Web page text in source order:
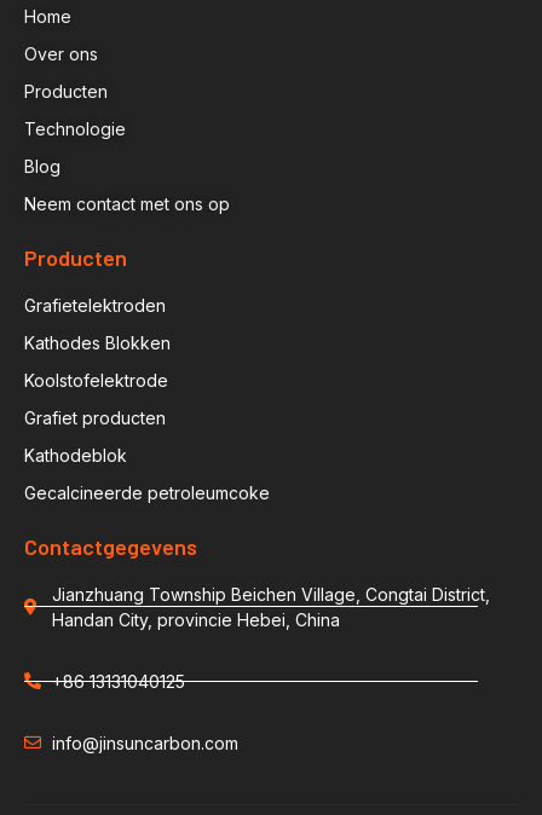
Home
Over ons
Producten
Technologie
Blog
Neem contact met ons op
Producten
Grafietelektroden
Kathodes Blokken
Koolstofelektrode
Grafiet producten
Kathodeblok
Gecalcineerde petroleumcoke
Contactgegevens
Jianzhuang Township Beichen Village, Congtai District,
Handan City, provincie Hebei, China
+86 13131040125
info@jinsuncarbon.com